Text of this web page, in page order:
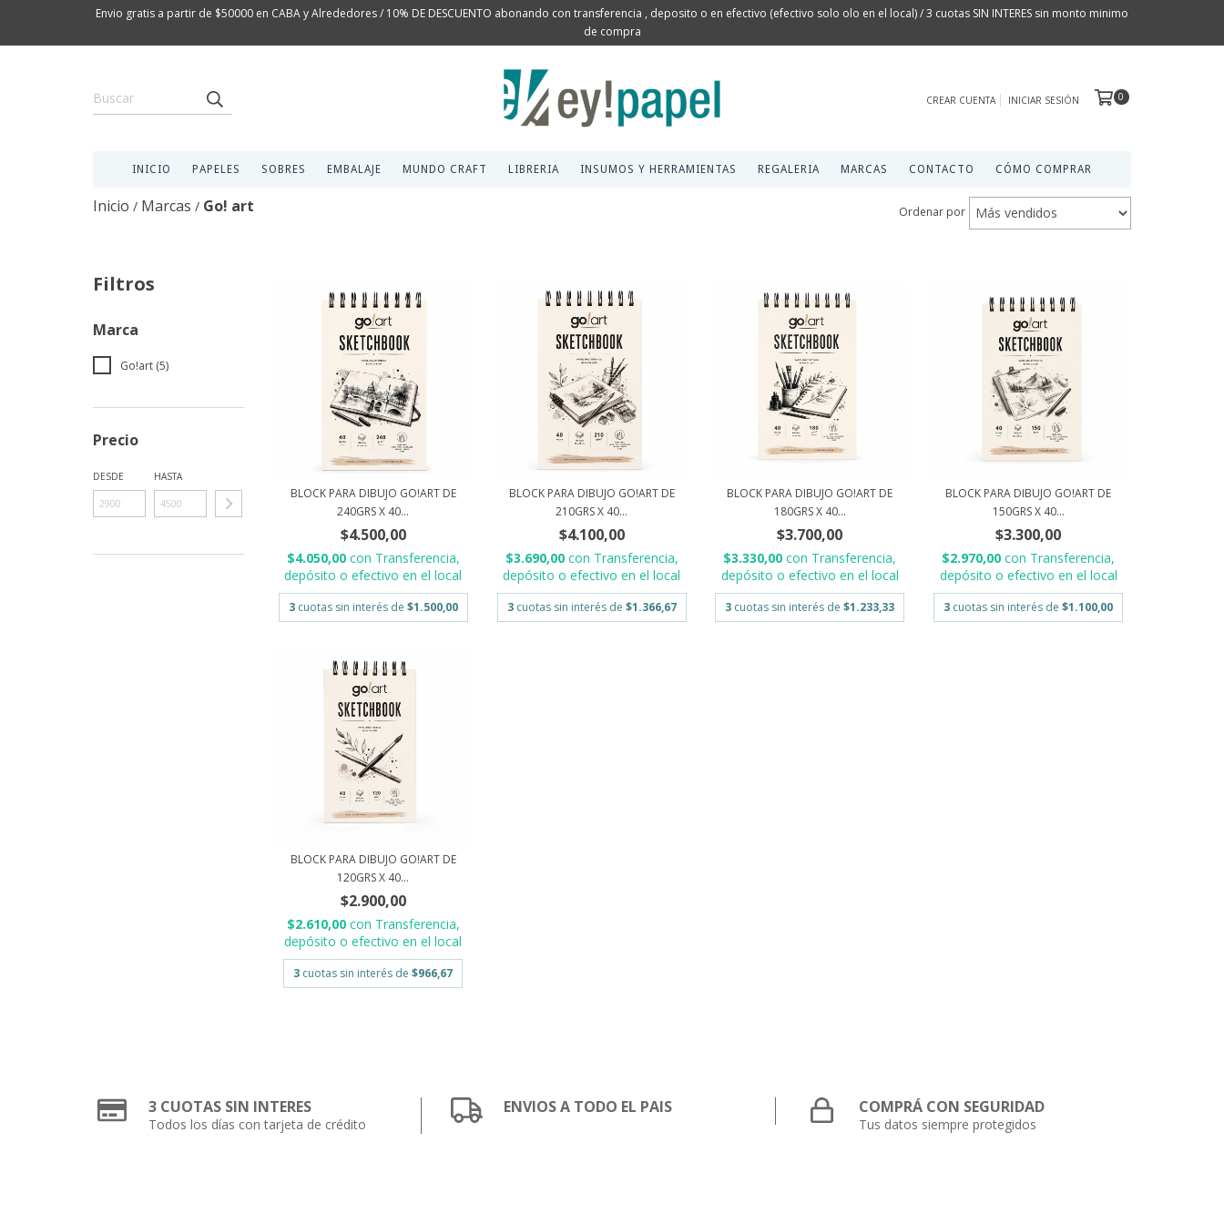
Envio gratis a partir de $50000 en CABA y Alrededores / 10% DE DESCUENTO abonando con transferencia , deposito o en efectivo (efectivo solo olo en el local) / 3 cuotas SIN INTERES sin monto minimo
de compra
CREAR CUENTA INICIAR SESIÓN 0
INICIO PAPELES SOBRES EMBALAJE MUNDO CRAFT LIBRERIA INSUMOS Y HERRAMIENTAS REGALERIA MARCAS CONTACTO CÓMO COMPRAR
Inicio / Marcas / Go! art Ordenar por
Filtros
Marca
Go!art (5)
Precio
DESDE HASTA
BLOCK PARA DIBUJO GO!ART DE
240GRS X 40...
$4.500,00
$4.050,00 con Transferencia,
depósito o efectivo en el local
3 cuotas sin interés de $1.500,00
BLOCK PARA DIBUJO GO!ART DE
210GRS X 40...
$4.100,00
$3.690,00 con Transferencia,
depósito o efectivo en el local
3 cuotas sin interés de $1.366,67
BLOCK PARA DIBUJO GO!ART DE
180GRS X 40...
$3.700,00
$3.330,00con Transferencia,
depósito o efectivo en el local
3 cuotas sin interés de$1.233,33
BLOCK PARA DIBUJO GO!ART DE
150GRS X 40...
$3.300,00
$2.970,00con Transferencia,
depósito o efectivo en el local
3 cuotas sin interés de$1.100,00
BLOCK PARA DIBUJO GO!ART DE
120GRS X 40...
$2.900,00
$2.610,00 con Transferencia,
depósito o efectivo en el local
3 cuotas sin interés de$966,67
3 CUOTAS SIN INTERES
Todos los días con tarjeta de crédito
ENVIOS A TODO EL PAIS COMPRÁ CON SEGURIDAD
Tus datos siempre protegidos